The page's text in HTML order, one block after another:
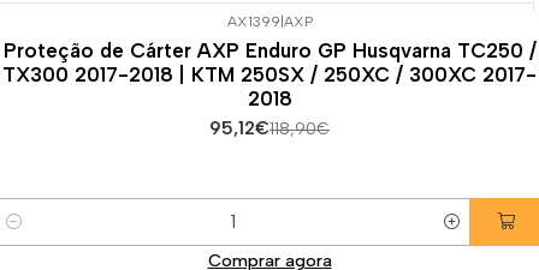
AX1399 AXP
Proteção de Cárter AXP Enduro GP Husqvarna TC250 /
TX300 2017-2018 | KTM 250SX / 250XC / 300XC 2017-
2018
95,12€118,90€
Comprar agora